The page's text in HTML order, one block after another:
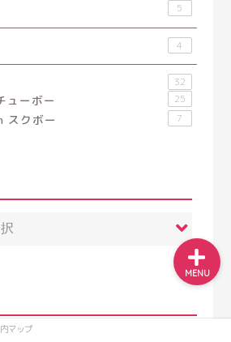
5
4
32
ューボー 25
スクボー 7
マップ
MENU